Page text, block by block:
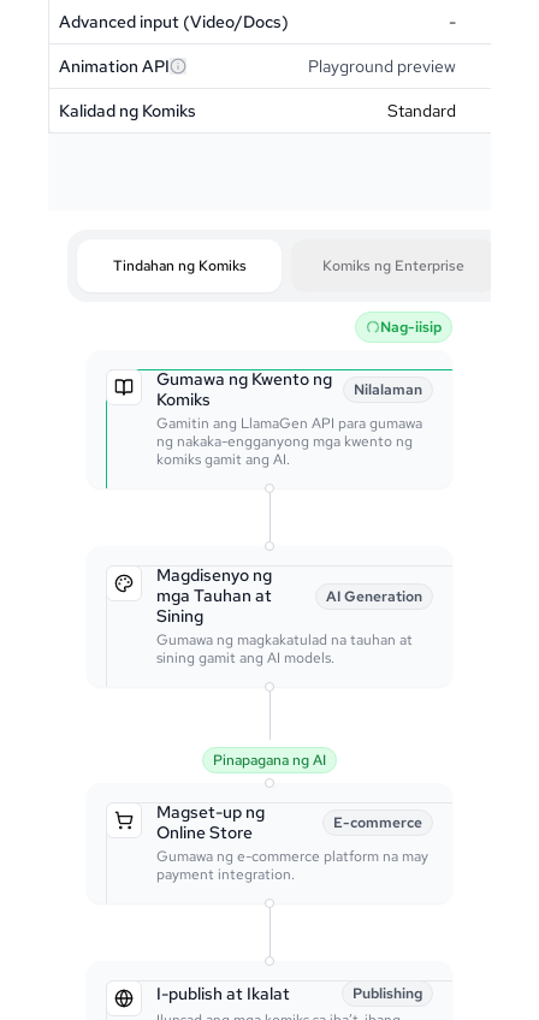
Advanced input (Video/Docs) -
Animation API Playground preview
Kalidad ng Komiks Standard
Tindahan ng Komiks Komiks ng Enterprise
Nag-iisip
Gumawa ng Kwento ng
Komiks
Nilalaman
Gamitin ang LlamaGen API para gumawa
ng nakaka-engganyong mga kwento ng
komiks gamit ang AI.
Magdisenyo ng
mga Tauhan at
Sining
AI Generation
Gumawa ng magkakatulad na tauhan at
sining gamit ang AI models.
Pinapagana ng AI
Magset-up ng
Online Store
E-commerce
Gumawa ng e-commerce platform na may
payment integration.
I-publish at Ikalat
Publishing